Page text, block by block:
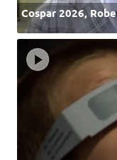
Cospar 2026,